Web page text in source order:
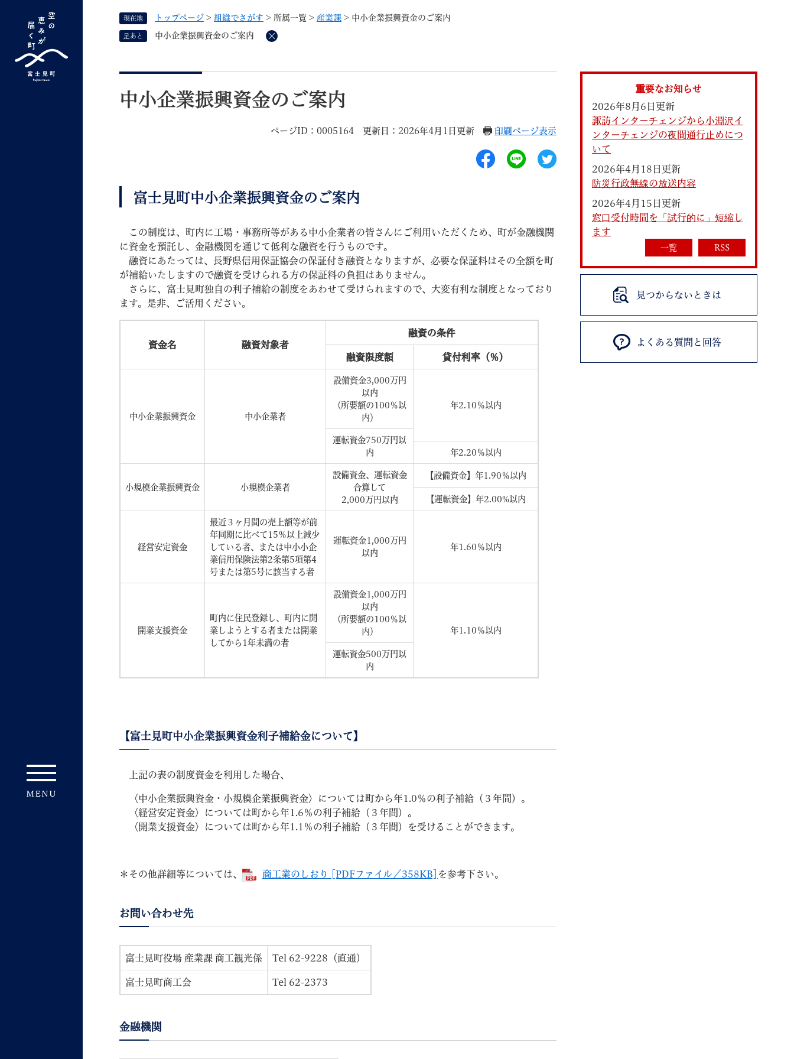
キーワード検索
o
g
ム
すべて ページ PDF 記事ID検索
よく検索されるキーワード ：新型コロナ ふるさと納税 特別定額給付金
くらしの情報 観光
組織で探す
結婚・離婚 引越し・住まい 就職・退職 高齢者・介護 ご不幸
文字サイズ 標準 拡大
現在地 トップページ > 組織でさがす > 所属一覧 > 産業課 > 中小企業振興資金のご案内
足あと 中小企業振興資金のご案内
削
文
中小企業振興資金のご案内
ページID：0005164 更新日：2026年4月1日更新 印刷ページ表示
富士見町中小企業振興資金のご案内
この制度は、町内に工場・事務所等がある中小企業者の皆さんにご利用いただくため、町が金融機関
に資金を預託し、金融機関を通じて低利な融資を行うものです。
融資にあたっては、長野県信用保証協会の保証付き融資となりますが、必要な保証料はその全額を町
が補給いたしますので融資を受けられる方の保証料の負担はありません。
さらに、富士見町独自の利子補給の制度をあわせて受けられますので、大変有利な制度となっており
ます。是非、ご活用ください。
資金名 融資対象者
融資の条件
融資限度額 貸付利率（％）
中小企業振興資金 中小企業者
設備資金3,000万円
以内
（所要額の100％以
内）
年2.10％以内
運転資金750万円以
内
年2.20％以内
小規模企業振興資金 小規模企業者
設備資金、運転資金
合算して
2,000万円以内
【設備資金】年1.90％以内
【運転資金】年2.00%以内
経営安定資金
最近３ヶ月間の売上額等が前
年同期に比べて15％以上減少
している者、または中小小企
業信用保険法第2条第5項第4
号または第5号に該当する者
運転資金1,000万円
以内
年1.60％以内
開業支援資金
町内に住民登録し、町内に開
業しようとする者または開業
してから1年未満の者
設備資金1,000万円
以内
（所要額の100％以
内）
年1.10％以内
運転資金500万円以
内
【富士見町中小企業振興資金利子補給金について】
上記の表の制度資金を利用した場合、
〈中小企業振興資金・小規模企業振興資金〉については町から年1.0％の利子補給（３年間）。
〈経営安定資金〉については町から年1.6％の利子補給（３年間）。
〈開業支援資金〉については町から年1.1％の利子補給（３年間）を受けることができます。
＊その他詳細等については、 商工業のしおり [PDFファイル／358KB] を参考下さい。
お問い合わせ先
富士見町役場 産業課 商工観光係 Tel 62-9228（直通）
富士見町商工会 Tel 62-2373
金融機関
重要なお知らせ
2026年8月6日更新
諏訪インターチェンジから小淵沢イ
ンターチェンジの夜間通行止めにつ
いて
2026年4月18日更新
防災行政無線の放送内容
2026年4月15日更新
窓口受付時間を「試行的に」短縮し
ます
一覧 RSS
見つからないときは
よくある質問と回答